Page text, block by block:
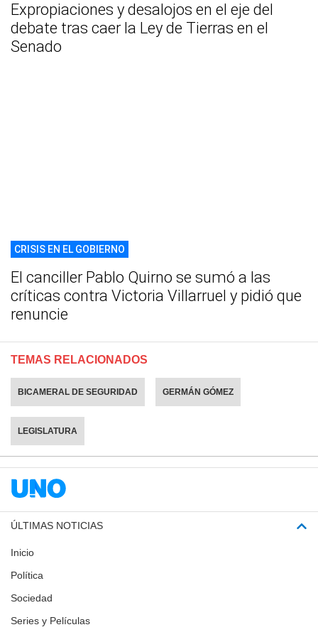
Expropiaciones y desalojos en el eje del
debate tras caer la Ley de Tierras en el
Senado
CRISIS EN EL GOBIERNO
El canciller Pablo Quirno se sumó a las
críticas contra Victoria Villarruel y pidió que
renuncie
TEMAS RELACIONADOS
BICAMERAL DE SEGURIDAD GERMÁN GÓMEZ
LEGISLATURA
ÚLTIMAS NOTICIAS
Inicio
Política
Sociedad
Series y Películas